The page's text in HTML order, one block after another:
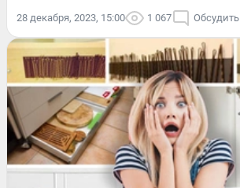
28 декабря, 2023, 15:00 1 067 Обсудить